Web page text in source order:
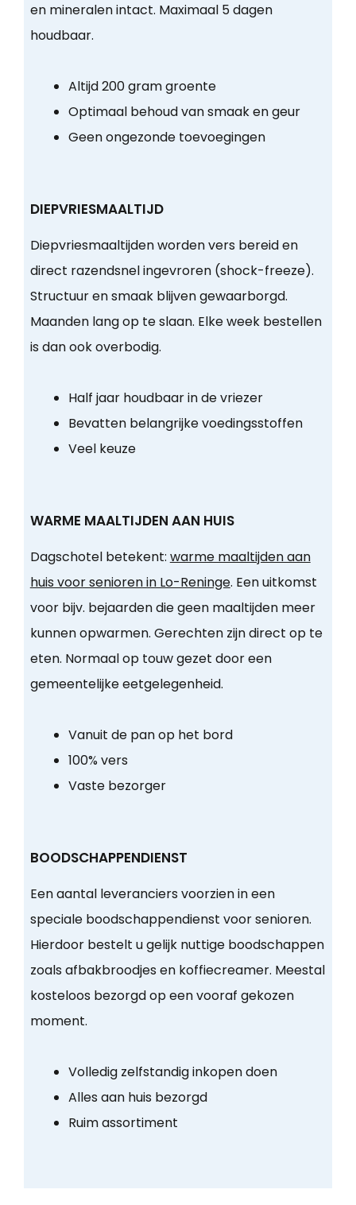
en mineralen intact. Maximaal 5 dagen
houdbaar.
Altijd 200 gram groente
Optimaal behoud van smaak en geur
Geen ongezonde toevoegingen
DIEPVRIESMAALTIJD
Diepvriesmaaltijden worden vers bereid en
direct razendsnel ingevroren (shock-freeze).
Structuur en smaak blijven gewaarborgd.
Maanden lang op te slaan. Elke week bestellen
is dan ook overbodig.
Half jaar houdbaar in de vriezer
Bevatten belangrijke voedingsstoffen
Veel keuze
WARME MAALTIJDEN AAN HUIS
Dagschotel betekent: warme maaltijden aan
huis voor senioren in Lo-Reninge. Een uitkomst
voor bijv. bejaarden die geen maaltijden meer
kunnen opwarmen. Gerechten zijn direct op te
eten. Normaal op touw gezet door een
gemeentelijke eetgelegenheid.
Vanuit de pan op het bord
100% vers
Vaste bezorger
BOODSCHAPPENDIENST
Een aantal leveranciers voorzien in een
speciale boodschappendienst voor senioren.
Hierdoor bestelt u gelijk nuttige boodschappen
zoals afbakbroodjes en koffiecreamer. Meestal
kosteloos bezorgd op een vooraf gekozen
moment.
Volledig zelfstandig inkopen doen
Alles aan huis bezorgd
Ruim assortiment